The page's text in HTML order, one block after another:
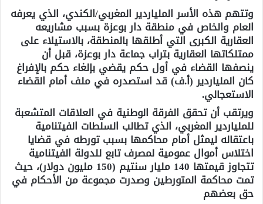
وتتهم هذه الأسر الملياردير المغربي/الكندي، الذي يعرفه
العام والخاص في منطقة دار بوعزة بسبب مشاريعه
العقارية الكبرى التي أطلقها بالمنطقة، بالاستيلاء على
ممتلكاتها العقارية بتراب جماعة دار بوعزة، قبل أن
ينصفها القضاء في أول حكم يقضي بإلغاء حكم بالإفراغ
كان الملياردير (أ.ف) قد استصدره في ملف أمام القضاء
الاستعجالي.
ويرتقب أن تحقق الفرقة الوطنية في العلاقات المتشعبة
للملياردير المغربي، الذي تطالب السلطات الفيتنامية
باعتقاله ليمثل أمام محاكمها بسبب تورطه في قضايا
اختلاس أموال عمومية لمصرف تابع للدولة الفيتنامية
تتجاوز قيمتها 140 مليار سنتيم (150 مليون دولار)، حيث
تمت محاكمة المتورطين وصدرت مجموعة من الأحكام في
حق بعضهم